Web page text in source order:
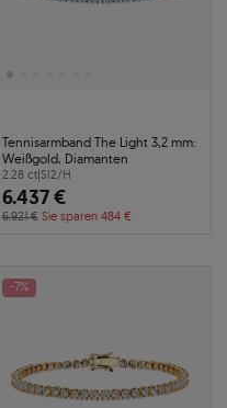
Tennisarmband The Light 3,2 mm:
Weißgold, Diamanten
2.28 ct|SI2/H
6.437 €
6.921 € Sie sparen 484 €
-7%